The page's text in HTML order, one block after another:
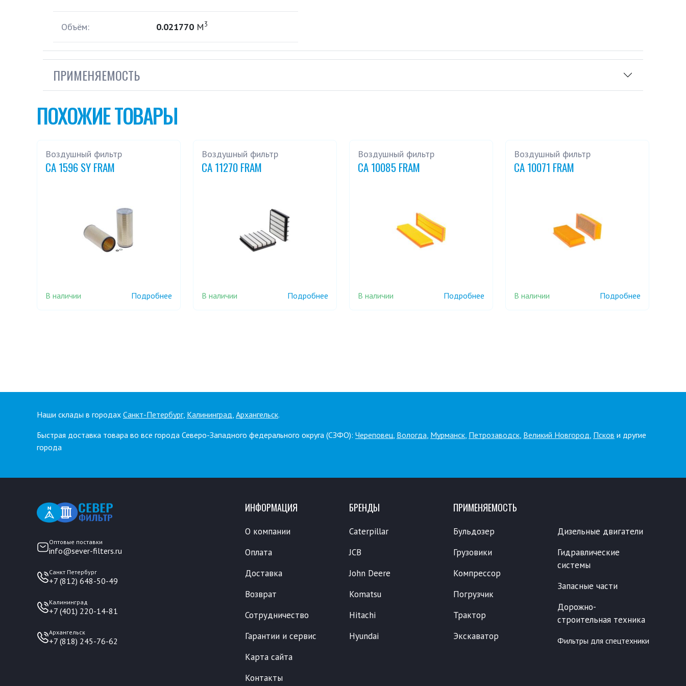
Объём: 0.021770 М3
ПРИМЕНЯЕМОСТЬ
ПОХОЖИЕ ТОВАРЫ
Воздушный фильтр
CA 1596 SY FRAM
В наличии Подробнее
Воздушный фильтр
CA 11270 FRAM
В наличии Подробнее
Воздушный фильтр
CA 10085 FRAM
В наличии Подробнее
Воздушный фильтр
CA 10071 FRAM
В наличии Подробнее
Наши склады в городах Санкт-Петербург, Калининград, Архангельск.
Быстрая доставка товара во все города Северо-Западного федерального округа (СЗФО): Череповец, Вологда, Мурманск, Петрозаводск, Великий Новгород, Псков и другие
города
Оптовые поставки
info@sever-filters.ru
Санкт Петербург
+7 (812) 648-50-49
Калининград
+7 (401) 220-14-81
Архангельск
+7 (818) 245-76-62
ИНФОРМАЦИЯ
О компании
Оплата
Доставка
Возврат
Сотрудничество
Гарантии и сервис
Карта сайта
Контакты
БРЕНДЫ
Caterpillar
JCB
John Deere
Komatsu
Hitachi
Hyundai
ПРИМЕНЯЕМОСТЬ
Бульдозер
Грузовики
Компрессор
Погрузчик
Трактор
Экскаватор
Дизельные двигатели
Гидравлические
системы
Запасные части
Дорожно-
строительная техника
Фильтры для спецтехники